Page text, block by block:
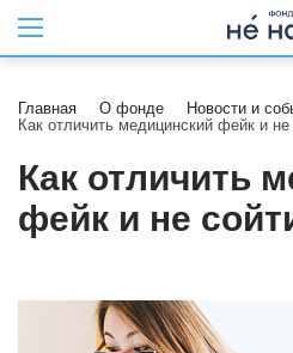
Главная О фонде
Новости и
Как отличить медицинский фейк и
Как отличить
фейк и не